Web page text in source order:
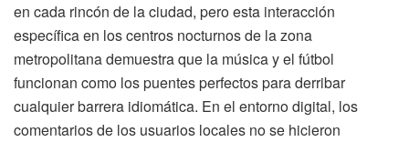
en cada rincón de la ciudad, pero esta interacción
específica en los centros nocturnos de la zona
metropolitana demuestra que la música y el fútbol
funcionan como los puentes perfectos para derribar
cualquier barrera idiomática. En el entorno digital, los
comentarios de los usuarios locales no se hicieron